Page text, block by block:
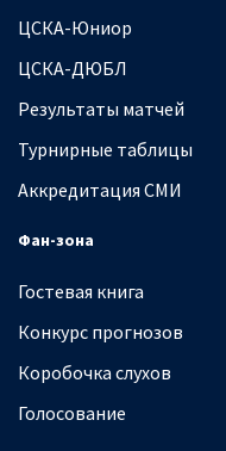
ЦСКА-Юниор
ЦСКА-ДЮБЛ
Результаты матчей
Турнирные таблицы
Аккредитация СМИ
Фан-зона
Гостевая книга
Конкурс прогнозов
Коробочка слухов
Голосование